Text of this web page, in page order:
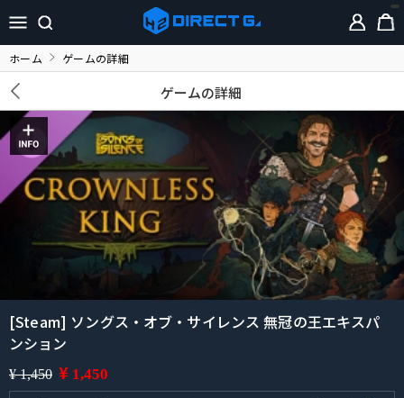
ホーム ゲームの詳細
ゲームの詳細
[Steam] ソングス・オブ・サイレンス 無冠の王エキスパ
ンション
¥ 1,450 ¥ 1,450